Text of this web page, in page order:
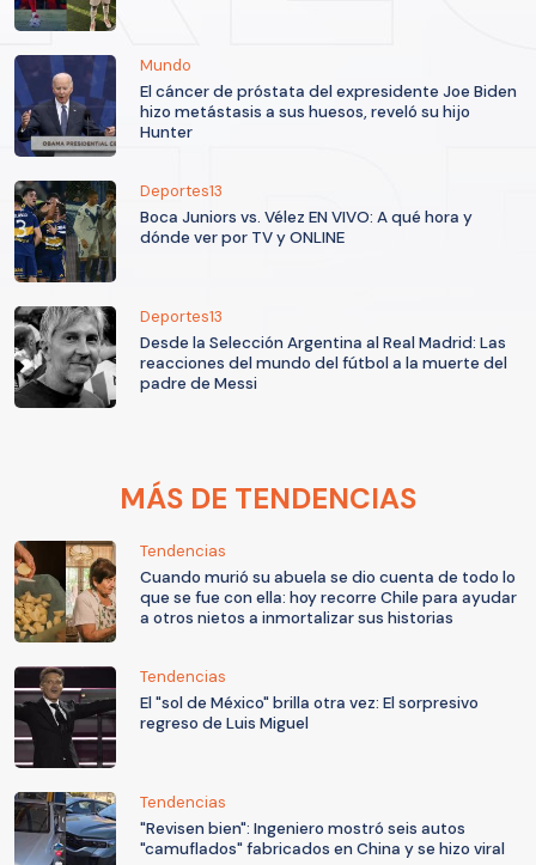
Mundo
El cáncer de próstata del expresidente Joe Biden
hizo metástasis a sus huesos, reveló su hijo
Hunter
Deportes13
Boca Juniors vs. Vélez EN VIVO: A qué hora y
dónde ver por TV y ONLINE
Deportes13
Desde la Selección Argentina al Real Madrid: Las
reacciones del mundo del fútbol a la muerte del
padre de Messi
MÁS DE TENDENCIAS
Tendencias
Cuando murió su abuela se dio cuenta de todo lo
que se fue con ella: hoy recorre Chile para ayudar
a otros nietos a inmortalizar sus historias
Tendencias
El "sol de México" brilla otra vez: El sorpresivo
regreso de Luis Miguel
Tendencias
"Revisen bien": Ingeniero mostró seis autos
"camuflados" fabricados en China y se hizo viral